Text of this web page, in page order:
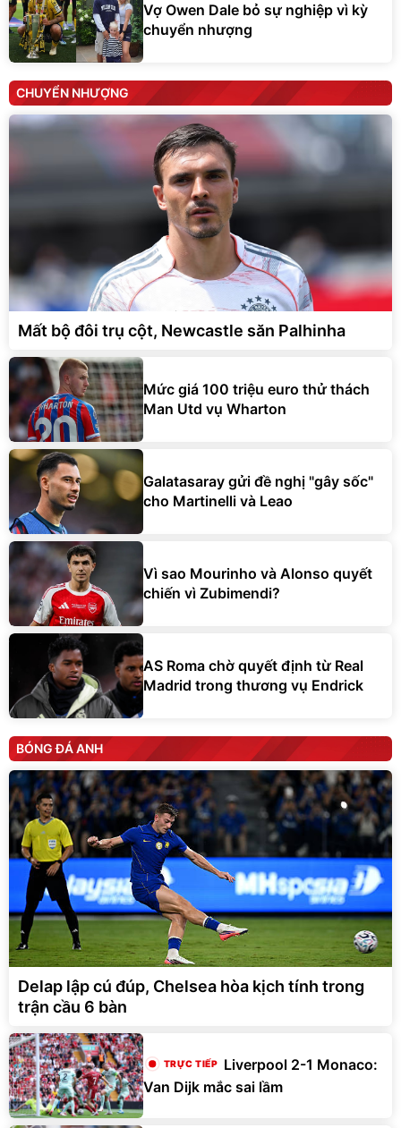
Vợ Owen Dale bỏ sự nghiệp vì kỳ
chuyển nhượng
CHUYỂN NHƯỢNG
Mất bộ đôi trụ cột, Newcastle săn Palhinha
Mức giá 100 triệu euro thử thách
Man Utd vụ Wharton
Galatasaray gửi đề nghị "gây sốc"
cho Martinelli và Leao
Vì sao Mourinho và Alonso quyết
chiến vì Zubimendi?
AS Roma chờ quyết định từ Real
Madrid trong thương vụ Endrick
BÓNG ĐÁ ANH
Delap lập cú đúp, Chelsea hòa kịch tính trong
trận cầu 6 bàn
Liverpool 2-1 Monaco:
Van Dijk mắc sai lầm